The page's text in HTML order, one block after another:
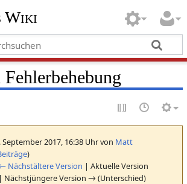
Wiki
2017, 16:38 Uhr von Matt
)
Nächstältere Version | Aktuelle Version
Nächstjüngere Version → (Unterschied)